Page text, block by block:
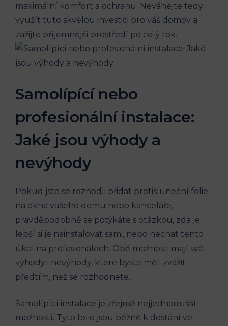
maximální komfort a ochranu. Neváhejte tedy
využít tuto skvělou investici pro váš domov a
zažijte příjemnější prostředí po celý rok.
Samolípící nebo
profesionální instalace:
Jaké jsou výhody a
nevýhody
Pokud jste se rozhodli přidat protisluneční folie
na okna vašeho domu nebo kanceláře,
pravděpodobně se potýkáte s otázkou, zda je
lepší si je nainstalovat sami, nebo nechat tento
úkol na profesionálech. Obě možnosti mají své
výhody i nevýhody, které byste měli zvážit
předtím, než se rozhodnete.
Samolípící instalace je zřejmě nejjednodušší
možností. Tyto folie jsou běžně k dostání ve